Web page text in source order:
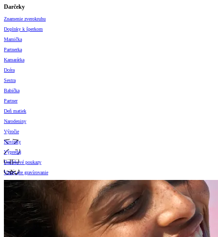
Darčeky
Znamenie zverokruhu
Doplnky k šperkom
Mamička
Partnerka
Kamarátka
Dcéra
Sestra
Babička
Partner
Deň matiek
Narodeniny
Výročie
Novinky
Výpredaj
Darčekové poukazy
Vzory pre gravírovanie